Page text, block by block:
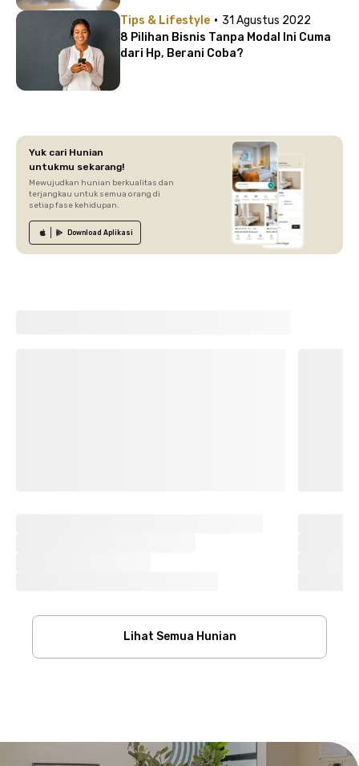
Tips & Lifestyle · 31 Agustus 2022
8 Pilihan Bisnis Tanpa Modal Ini Cuma
dari Hp, Berani Coba?
Yuk cari Hunian
untukmu sekarang!
Mewujudkan hunian berkualitas dan
terjangkau untuk semua orang di
setiap fase kehidupan.
Download Aplikasi
Lihat Semua Hunian